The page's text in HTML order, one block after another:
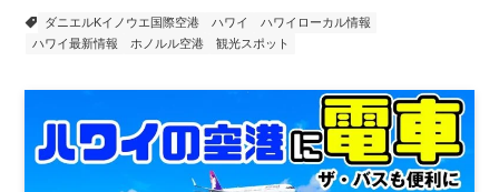
ダニエルKイノウエ国際空港 ハワイ
ハワイローカル情報
ハワイ最新情報
ホノルル空港 観光スポット